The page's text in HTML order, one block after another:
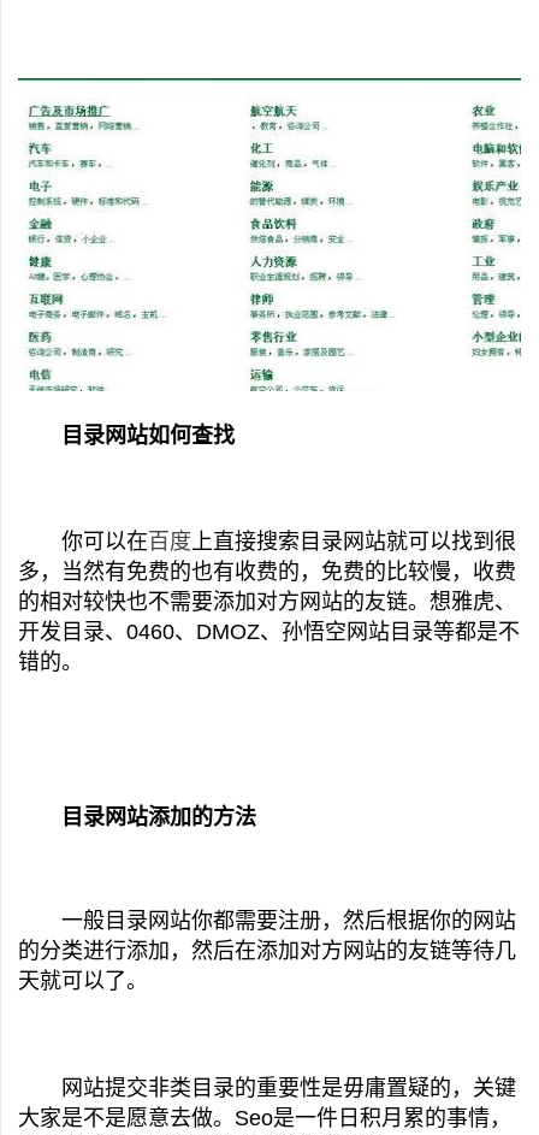
目录网站如何查找
你可以在 百度上直接搜索目录 网站就可以找到很
多，当然有免费的也有收费的，免费的比较慢，收费
的相对较快也不需要添加对方网站的友链。想雅虎、
开发目录、0460、DMOZ、孙悟空网站目录等都是不
错的。
目录网站添加的方法
一般 目录 网站你都需要注册，然后根据你的网站
的分类进行添加，然后在添加对方网站的友链等待几
天就可以了。
网站提交非类目录的重要性是毋庸置疑的，关键
大家是不是愿意去做。Seo是一件日积月累的事情，